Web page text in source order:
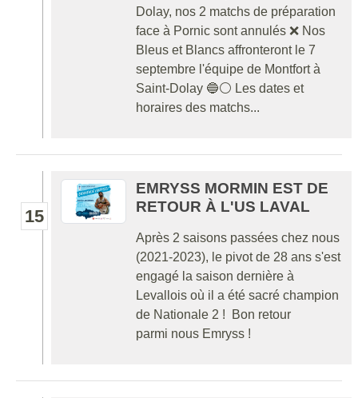
Dolay, nos 2 matchs de préparation
face à Pornic sont annulés ❌ Nos
Bleus et Blancs affronteront le 7
septembre l'équipe de Montfort à
Saint-Dolay 🔵⚪ Les dates et
horaires des matchs...
15
EMRYSS MORMIN EST DE
RETOUR À L'US LAVAL
Après 2 saisons passées chez nous
(2021-2023), le pivot de 28 ans s'est
engagé la saison dernière à
Levallois où il a été sacré champion
de Nationale 2 ! Bon retour
parmi nous Emryss !